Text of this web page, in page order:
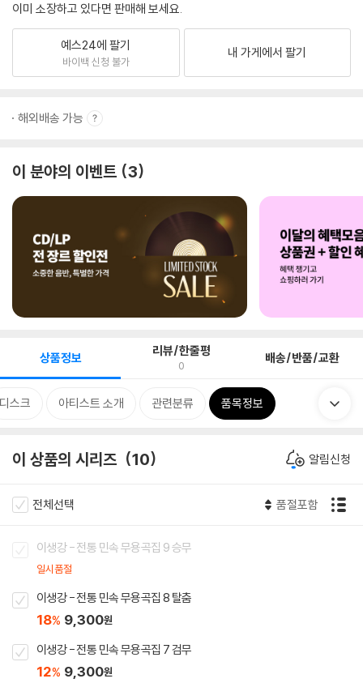
이미 소장하고 있다면 판매해 보세요.
예스24에 팔기
바이백 신청 불가
내 가게에서 팔기
해외배송 가능
이 분야의 이벤트 3
상품정보 리뷰/한줄평
0 배송/반품/교환
디스크 아티스트 소개 관련분류 품목정보
이 상품의 시리즈 10 알림신청
전체선택 품절포함
이생강 - 전통 민속 무용곡집 9 승무
일시품절
이생강 - 전통 민속 무용곡집 8 탈춤
18% 9,300원
이생강 - 전통 민속 무용곡집 7 검무
12% 9,300원